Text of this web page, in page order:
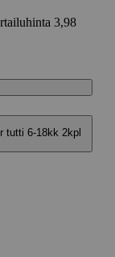
3,98
tutti 6-18kk 2kpl